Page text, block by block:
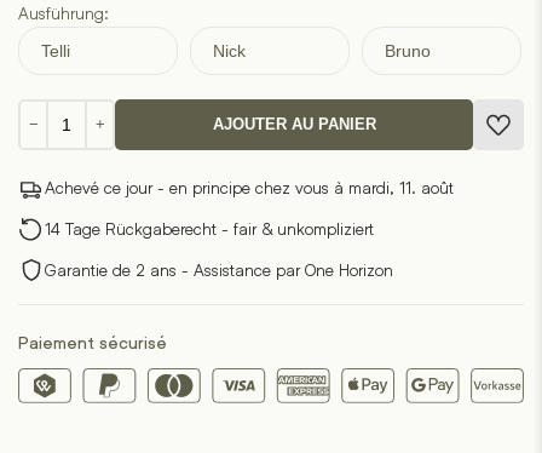
Ausführung:
Telli Nick Bruno
−
de
isotherme
déjeuner
+ AJOUTER AU PANIER
Achevé ce jour - en principe chez vous à mardi, 11. août
14 Tage Rückgaberecht - fair & unkompliziert
Garantie de 2 ans - Assistance par One Horizon
Paiement sécurisé